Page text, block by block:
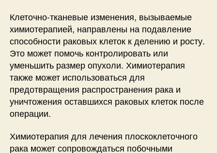
Клеточно-тканевые изменения, вызываемые
химиотерапией, направлены на подавление
способности раковых клеток к делению и росту.
Это может помочь контролировать или
уменьшить размер опухоли. Химиотерапия
также может использоваться для
предотвращения распространения рака и
уничтожения оставшихся раковых клеток после
операции.
Химиотерапия для лечения плоскоклеточного
рака может сопровождаться побочными